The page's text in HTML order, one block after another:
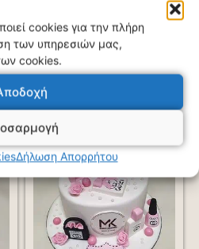
cookies για την πλήρη
των υπηρεσιών μας,
cookies.
Δήλωση Απορρήτου
προϊόντα